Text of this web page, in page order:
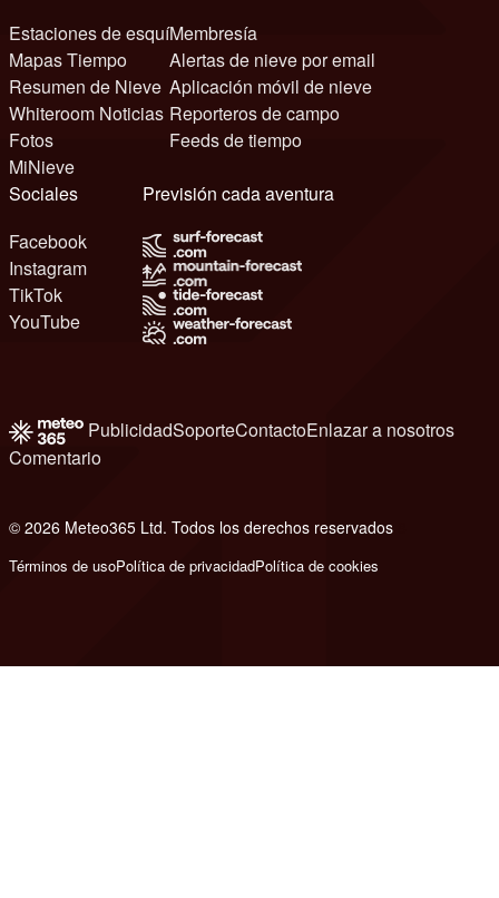
Estaciones de esquí
Mapas Tiempo
Resumen de Nieve
Whiteroom Noticias
Fotos
MiNieve
Membresía
Alertas de nieve por email
Aplicación móvil de nieve
Reporteros de campo
Feeds de tiempo
Sociales
Facebook
Instagram
TikTok
YouTube
Previsión cada aventura
PublicidadSoporteContactoEnlazar a nosotros
Comentario
© 2026 Meteo365 Ltd. Todos los derechos reservados
Términos de usoPolítica de privacidadPolítica de cookies